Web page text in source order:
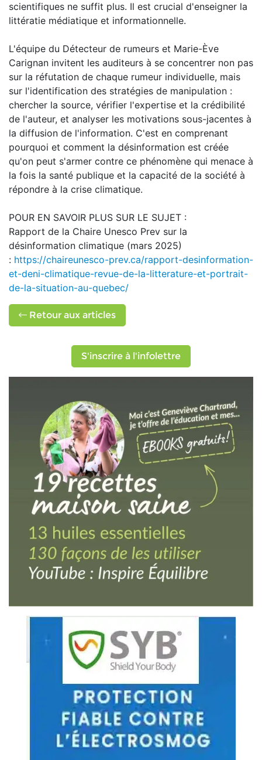
scientifiques ne suffit plus. Il est crucial d'enseigner la
littératie médiatique et informationnelle.
L'équipe du Détecteur de rumeurs et Marie-Ève
Carignan invitent les auditeurs à se concentrer non pas
sur la réfutation de chaque rumeur individuelle, mais
sur l'identification des stratégies de manipulation :
chercher la source, vérifier l'expertise et la crédibilité
de l'auteur, et analyser les motivations sous-jacentes à
la diffusion de l'information. C'est en comprenant
pourquoi et comment la désinformation est créée
qu'on peut s'armer contre ce phénomène qui menace à
la fois la santé publique et la capacité de la société à
répondre à la crise climatique.
POUR EN SAVOIR PLUS SUR LE SUJET :
Rapport de la Chaire Unesco Prev sur la
désinformation climatique (mars 2025)
: https://chaireunesco-prev.ca/rapport-desinformation-
et-deni-climatique-revue-de-la-litterature-et-portrait-
de-la-situation-au-quebec/
Retour aux articles
S'inscrire à l'infolettre